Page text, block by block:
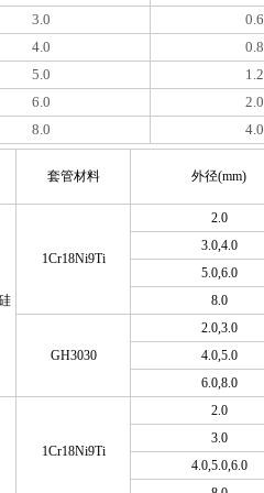
3.0 0.6
4.0
0.8
5.0
1.2
6.0
2.0
8.0
4.0
套管材料 外径(mm)
1Cr18Ni9Ti
2.0
3.0,4.0
5.0,6.0
8.0
GH3030
2.0,3.0
4.0,5.0
6.0,8.0
1Cr18Ni9Ti
2.0
3.0
4.0,5.0,6.0